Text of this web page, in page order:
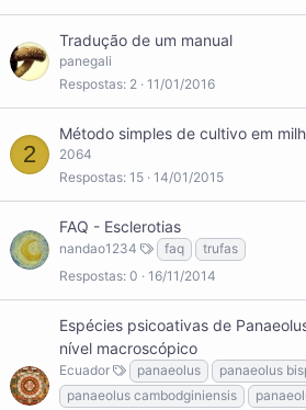
Tradução de um manual
panegali
Respostas 2 11/01/2016
2
Método simples de cultivo em
2064
Respostas 15 14/01/2015
FAQ - Esclerotias
nandao1234 faq
trufas
Respostas 0 16/11/2014
Espécies psicoativas de
nível macroscópico
Ecuador panaeolus
panaeolus
panaeolus cambodginiensis